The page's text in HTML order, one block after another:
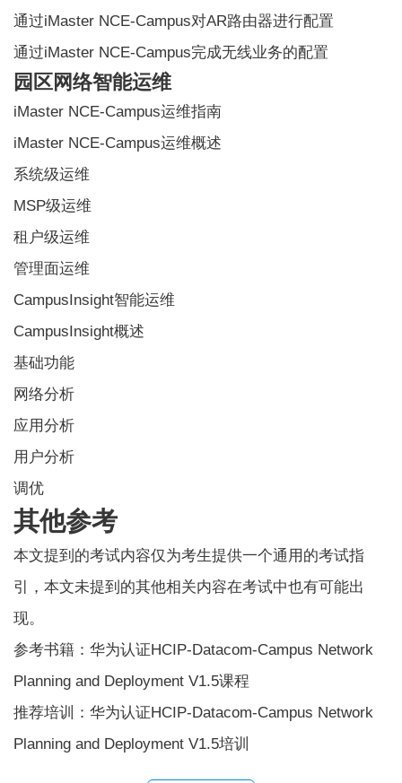
通过iMaster NCE-Campus对AR路由器进行配置
通过iMaster NCE-Campus完成无线业务的配置
园区网络智能运维
iMaster NCE-Campus运维指南
iMaster NCE-Campus运维概述
系统级运维
MSP级运维
租户级运维
管理面运维
CampusInsight智能运维
CampusInsight概述
基础功能
网络分析
应用分析
用户分析
调优
其他参考
本文提到的考试内容仅为考生提供一个通用的考试指
引，本文未提到的其他相关内容在考试中也有可能出
现。
参考书籍：华为认证HCIP-Datacom-Campus Network
Planning and Deployment V1.5课程
推荐培训：华为认证HCIP-Datacom-Campus Network
Planning and Deployment V1.5培训